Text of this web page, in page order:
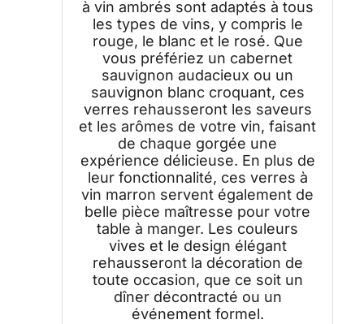
à vin ambrés sont adaptés à tous
les types de vins, y compris le
rouge, le blanc et le rosé. Que
vous préfériez un cabernet
sauvignon audacieux ou un
sauvignon blanc croquant, ces
verres rehausseront les saveurs
et les arômes de votre vin, faisant
de chaque gorgée une
expérience délicieuse. En plus de
leur fonctionnalité, ces verres à
vin marron servent également de
belle pièce maîtresse pour votre
table à manger. Les couleurs
vives et le design élégant
rehausseront la décoration de
toute occasion, que ce soit un
dîner décontracté ou un
événement formel.